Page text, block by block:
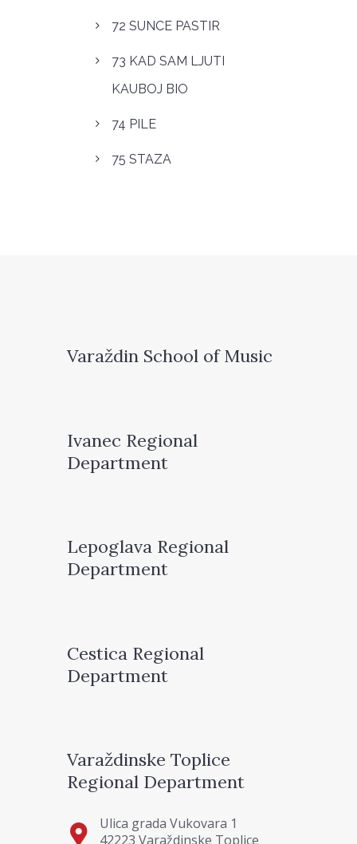
72 SUNCE PASTIR
73 KAD SAM LJUTI
KAUBOJ BIO
74 PILE
75 STAZA
Varaždin School of Music
Ivanec Regional
Department
Lepoglava Regional
Department
Cestica Regional
Department
Varaždinske Toplice
Regional Department
Ulica grada Vukovara 1
42223 Varaždinske Toplice